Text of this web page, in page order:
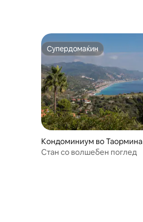
Супердомаќин
Супердомаќин
Кондоминиум во Таормина
Стан со волшебен поглед